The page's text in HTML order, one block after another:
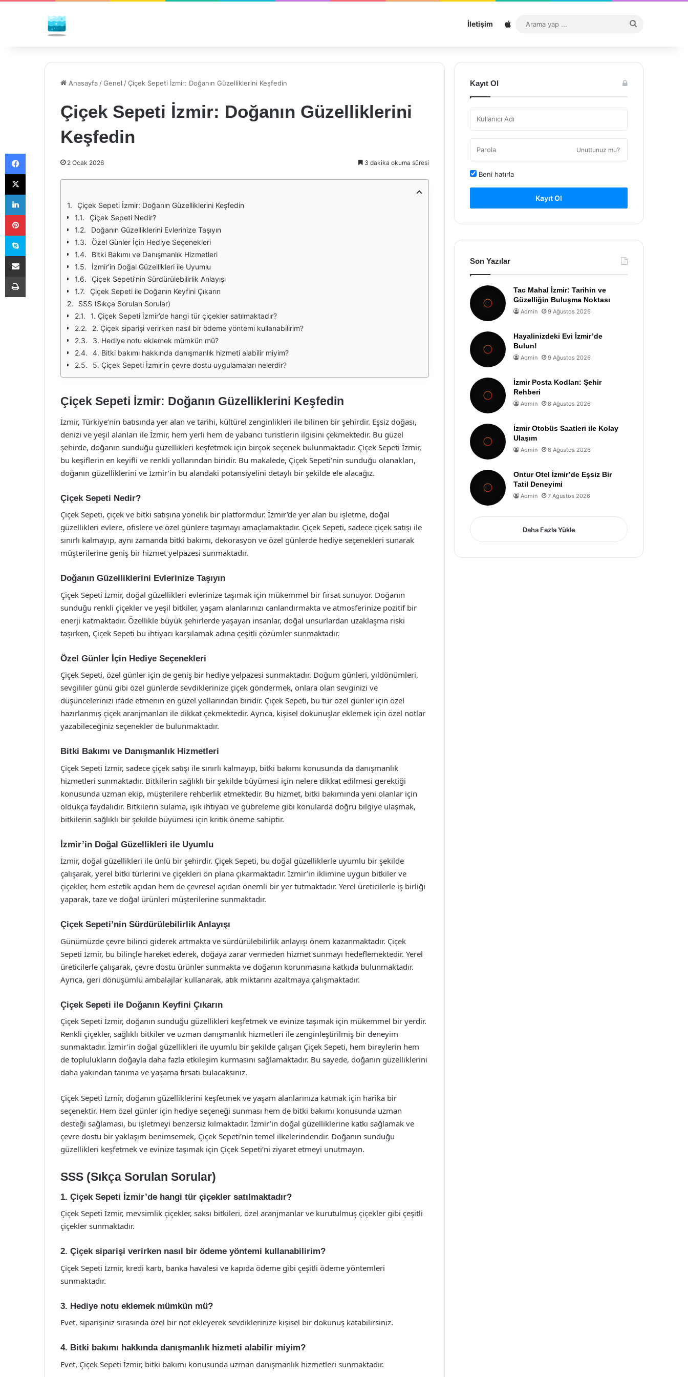
İletişim Sitemap
...
Anasayfa /Genel /Çiçek Sepeti İzmir: Doğanın Güzelliklerini Keşfedin
Çiçek Sepeti İzmir: Doğanın Güzelliklerini
Keşfedin
2 Ocak 2026 3 dakika okuma süresi
Çiçek Sepeti İzmir: Doğanın Güzelliklerini Keşfedin
Çiçek Sepeti Nedir?
Doğanın Güzelliklerini Evlerinize Taşıyın
Özel Günler İçin Hediye Seçenekleri
Bitki Bakımı ve Danışmanlık Hizmetleri
İzmir’in Doğal Güzellikleri ile Uyumlu
Çiçek Sepeti’nin Sürdürülebilirlik Anlayışı
Çiçek Sepeti ile Doğanın Keyfini Çıkarın
SSS (Sıkça Sorulan Sorular)
1. Çiçek Sepeti İzmir’de hangi tür çiçekler satılmaktadır?
2. Çiçek siparişi verirken nasıl bir ödeme yöntemi kullanabilirim?
3. Hediye notu eklemek mümkün mü?
4. Bitki bakımı hakkında danışmanlık hizmeti alabilir miyim?
5. Çiçek Sepeti İzmir’in çevre dostu uygulamaları nelerdir?
Çiçek Sepeti İzmir: Doğanın Güzelliklerini Keşfedin
İzmir, Türkiye’nin batısında yer alan ve tarihi, kültürel zenginlikleri ile bilinen bir şehirdir. Eşsiz doğası,
denizi ve yeşil alanları ile İzmir, hem yerli hem de yabancı turistlerin ilgisini çekmektedir. Bu güzel
şehirde, doğanın sunduğu güzellikleri keşfetmek için birçok seçenek bulunmaktadır. Çiçek Sepeti İzmir,
bu keşiflerin en keyifli ve renkli yollarından biridir. Bu makalede, Çiçek Sepeti’nin sunduğu olanakları,
doğanın güzelliklerini ve İzmir’in bu alandaki potansiyelini detaylı bir şekilde ele alacağız.
Çiçek Sepeti Nedir?
Çiçek Sepeti, çiçek ve bitki satışına yönelik bir platformdur. İzmir’de yer alan bu işletme, doğal
güzellikleri evlere, ofislere ve özel günlere taşımayı amaçlamaktadır. Çiçek Sepeti, sadece çiçek satışı ile
sınırlı kalmayıp, aynı zamanda bitki bakımı, dekorasyon ve özel günlerde hediye seçenekleri sunarak
müşterilerine geniş bir hizmet yelpazesi sunmaktadır.
Doğanın Güzelliklerini Evlerinize Taşıyın
Çiçek Sepeti İzmir, doğal güzellikleri evlerinize taşımak için mükemmel bir fırsat sunuyor. Doğanın
sunduğu renkli çiçekler ve yeşil bitkiler, yaşam alanlarınızı canlandırmakta ve atmosferinize pozitif bir
enerji katmaktadır. Özellikle büyük şehirlerde yaşayan insanlar, doğal unsurlardan uzaklaşma riski
taşırken, Çiçek Sepeti bu ihtiyacı karşılamak adına çeşitli çözümler sunmaktadır.
Özel Günler İçin Hediye Seçenekleri
Çiçek Sepeti, özel günler için de geniş bir hediye yelpazesi sunmaktadır. Doğum günleri, yıldönümleri,
sevgililer günü gibi özel günlerde sevdiklerinize çiçek göndermek, onlara olan sevginizi ve
düşüncelerinizi ifade etmenin en güzel yollarından biridir. Çiçek Sepeti, bu tür özel günler için özel
hazırlanmış çiçek aranjmanları ile dikkat çekmektedir. Ayrıca, kişisel dokunuşlar eklemek için özel notlar
yazabileceğiniz seçenekler de bulunmaktadır.
Bitki Bakımı ve Danışmanlık Hizmetleri
Çiçek Sepeti İzmir, sadece çiçek satışı ile sınırlı kalmayıp, bitki bakımı konusunda da danışmanlık
hizmetleri sunmaktadır. Bitkilerin sağlıklı bir şekilde büyümesi için nelere dikkat edilmesi gerektiği
konusunda uzman ekip, müşterilere rehberlik etmektedir. Bu hizmet, bitki bakımında yeni olanlar için
oldukça faydalıdır. Bitkilerin sulama, ışık ihtiyacı ve gübreleme gibi konularda doğru bilgiye ulaşmak,
bitkilerin sağlıklı bir şekilde büyümesi için kritik öneme sahiptir.
İzmir’in Doğal Güzellikleri ile Uyumlu
İzmir, doğal güzellikleri ile ünlü bir şehirdir. Çiçek Sepeti, bu doğal güzelliklerle uyumlu bir şekilde
çalışarak, yerel bitki türlerini ve çiçekleri ön plana çıkarmaktadır. İzmir’in iklimine uygun bitkiler ve
çiçekler, hem estetik açıdan hem de çevresel açıdan önemli bir yer tutmaktadır. Yerel üreticilerle iş birliği
yaparak, taze ve doğal ürünleri müşterilerine sunmaktadır.
Çiçek Sepeti’nin Sürdürülebilirlik Anlayışı
Günümüzde çevre bilinci giderek artmakta ve sürdürülebilirlik anlayışı önem kazanmaktadır. Çiçek
Sepeti İzmir, bu bilinçle hareket ederek, doğaya zarar vermeden hizmet sunmayı hedeflemektedir. Yerel
üreticilerle çalışarak, çevre dostu ürünler sunmakta ve doğanın korunmasına katkıda bulunmaktadır.
Ayrıca, geri dönüşümlü ambalajlar kullanarak, atık miktarını azaltmaya çalışmaktadır.
Çiçek Sepeti ile Doğanın Keyfini Çıkarın
Çiçek Sepeti İzmir, doğanın sunduğu güzellikleri keşfetmek ve evinize taşımak için mükemmel bir yerdir.
Renkli çiçekler, sağlıklı bitkiler ve uzman danışmanlık hizmetleri ile zenginleştirilmiş bir deneyim
sunmaktadır. İzmir’in doğal güzellikleri ile uyumlu bir şekilde çalışan Çiçek Sepeti, hem bireylerin hem
de toplulukların doğayla daha fazla etkileşim kurmasını sağlamaktadır. Bu sayede, doğanın güzelliklerini
daha yakından tanıma ve yaşama fırsatı bulacaksınız.
Çiçek Sepeti İzmir, doğanın güzelliklerini keşfetmek ve yaşam alanlarınıza katmak için harika bir
seçenektir. Hem özel günler için hediye seçeneği sunması hem de bitki bakımı konusunda uzman
desteği sağlaması, bu işletmeyi benzersiz kılmaktadır. İzmir’in doğal güzelliklerine katkı sağlamak ve
çevre dostu bir yaklaşım benimsemek, Çiçek Sepeti’nin temel ilkelerindendir. Doğanın sunduğu
güzellikleri keşfetmek ve evinize taşımak için Çiçek Sepeti’ni ziyaret etmeyi unutmayın.
SSS (Sıkça Sorulan Sorular)
1. Çiçek Sepeti İzmir’de hangi tür çiçekler satılmaktadır?
Çiçek Sepeti İzmir, mevsimlik çiçekler, saksı bitkileri, özel aranjmanlar ve kurutulmuş çiçekler gibi çeşitli
çiçekler sunmaktadır.
2. Çiçek siparişi verirken nasıl bir ödeme yöntemi kullanabilirim?
Çiçek Sepeti İzmir, kredi kartı, banka havalesi ve kapıda ödeme gibi çeşitli ödeme yöntemleri
sunmaktadır.
3. Hediye notu eklemek mümkün mü?
Evet, siparişiniz sırasında özel bir not ekleyerek sevdiklerinize kişisel bir dokunuş katabilirsiniz.
4. Bitki bakımı hakkında danışmanlık hizmeti alabilir miyim?
Evet, Çiçek Sepeti İzmir, bitki bakımı konusunda uzman danışmanlık hizmetleri sunmaktadır.
Kayıt Ol
Unuttunuz mu?
Beni hatırla
Kayıt Ol
Son Yazılar
Tac Mahal İzmir: Tarihin ve
Güzelliğin Buluşma Noktası
Admin 9 Ağustos 2026
Hayalinizdeki Evi İzmir’de
Bulun!
Admin 9 Ağustos 2026
İzmir Posta Kodları: Şehir
Rehberi
Admin 8 Ağustos 2026
İzmir Otobüs Saatleri ile Kolay
Ulaşım
Admin 8 Ağustos 2026
Ontur Otel İzmir’de Eşsiz Bir
Tatil Deneyimi
Admin 7 Ağustos 2026
Daha Fazla Yükle
Facebook
X
LinkedIn
Pinterest
Skype
E-Posta ile paylaş